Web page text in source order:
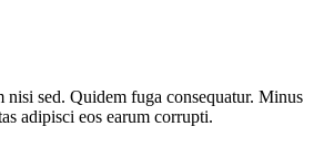
sed. Quidem fuga consequatur. Minus
adipisci eos earum corrupti.